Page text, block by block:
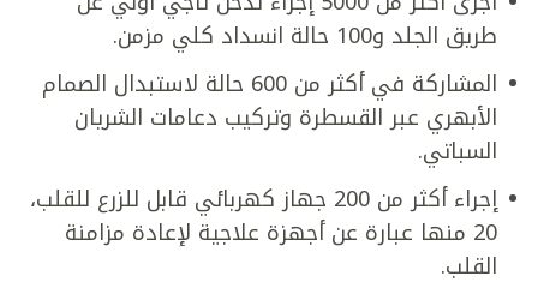
طريق الجلد و100 حالة انسداد كلي مزمن.
المشاركة في أكثر من 600 حالة لاستبدال الصمام
الأبهري عبر القسطرة وتركيب دعامات الشريان
السباتي.
إجراء أكثر من 200 جهاز كهربائي قابل للزرع للقلب،
20 منها عبارة عن أجهزة علاجية لإعادة مزامنة
القلب.